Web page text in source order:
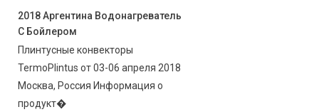
2018 Аргентина Водонагреватель
С Бойлером
Плинтусные конвекторы
TermoPlintus от 03-06 апреля 2018
Москва, Россия Информация о
продукт�